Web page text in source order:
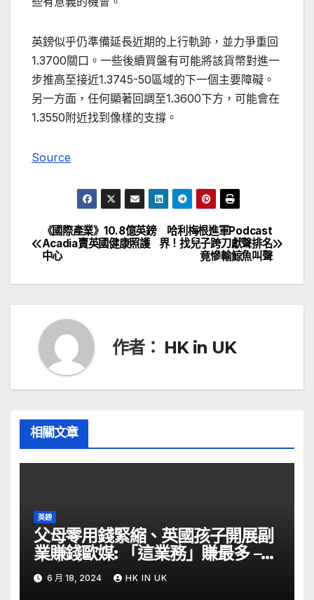
英鎊似乎仍準備延長近期的上行軌跡，並力爭重回
1.3700關口。一些後續買盤有可能將該貨幣對進一
步推高至接近1.3745-50區域的下一個主要障礙。
另一方面，任何顯著回調至1.3600下方，可能會在
1.3550附近找到像樣的支撐。
Source
文
章
覽
哈利梅根進軍Podcast
界！找兒子跨刀獻聲排名
竟慘輸鯨魚叫聲
《國際產業》10.8億英鎊
Acadia賣英國健康照護
中心
作者： HK in UK
相關文章
英鎊
父母零用錢緊縮、英國孩子開展副
業賺錢歐媒: 「這業務」賺最多 –
自由財經
6 月 18, 2024 HK IN UK